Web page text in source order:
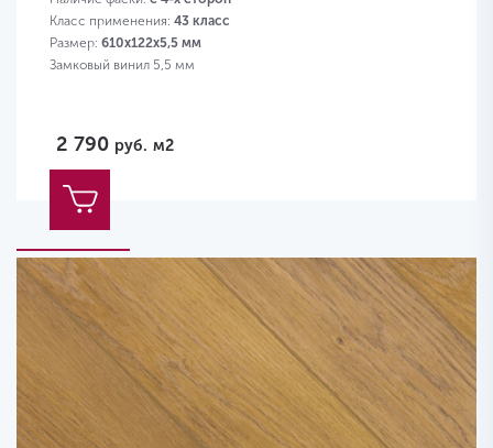
Класс применения: 43 класс
Размер: 610х122х5,5 мм
Замковый винил 5,5 мм
2 790 руб. м2